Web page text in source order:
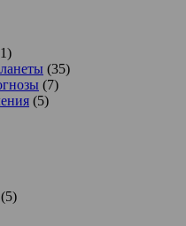
(35)
(7)
(5)
(5)